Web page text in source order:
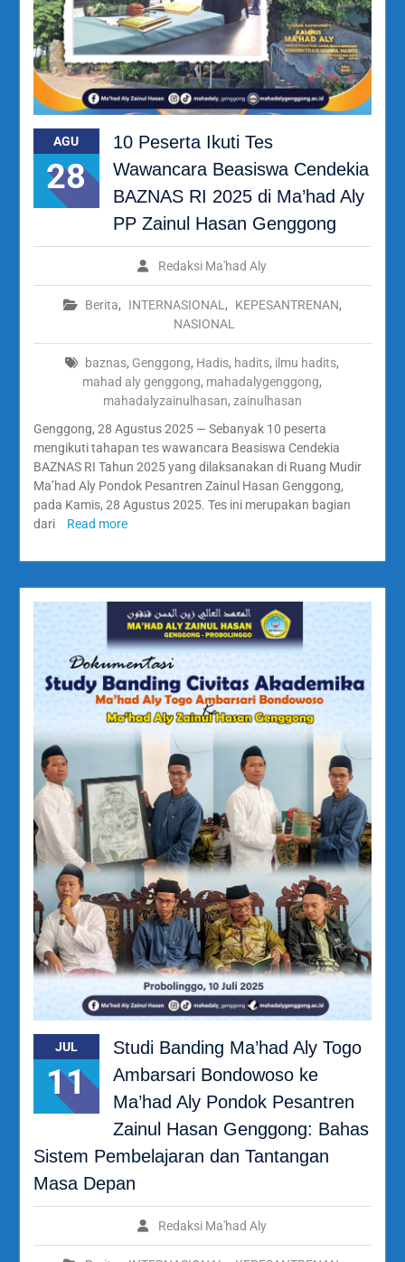
AGU
28
10 Peserta Ikuti Tes
Wawancara Beasiswa Cendekia
BAZNAS RI 2025 di Ma’had Aly
PP Zainul Hasan Genggong
Redaksi Ma'had Aly
Berita, INTERNASIONAL , KEPESANTRENAN,
NASIONAL
baznas, Genggong, Hadis, hadits, ilmu hadits,
mahad aly genggong, mahadalygenggong,
mahadalyzainulhasan, zainulhasan
Genggong, 28 Agustus 2025 — Sebanyak 10 peserta
mengikuti tahapan tes wawancara Beasiswa Cendekia
BAZNAS RI Tahun 2025 yang dilaksanakan di Ruang Mudir
Ma’had Aly Pondok Pesantren Zainul Hasan Genggong,
pada Kamis, 28 Agustus 2025. Tes ini merupakan bagian
dari
Read more
JUL
11
Studi Banding Ma’had Aly Togo
Ambarsari Bondowoso ke
Ma’had Aly Pondok Pesantren
Zainul Hasan Genggong: Bahas
Sistem Pembelajaran dan Tantangan
Masa Depan
Redaksi Ma'had Aly